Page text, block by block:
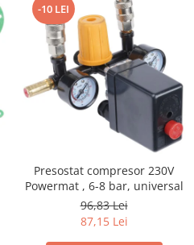
-10 LEI
Presostat compresor 230V
Powermat , 6-8 bar, universal
96,83 Lei
87,15 Lei